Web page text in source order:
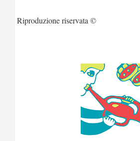
Riproduzione riservata ©